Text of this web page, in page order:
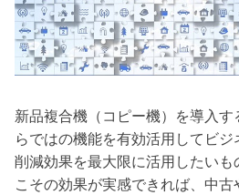
新品複合機（コピー機）を導入
らではの機能を有効活用してビ
削減効果を最大限に活用したい
こその効果が実感できれば、中